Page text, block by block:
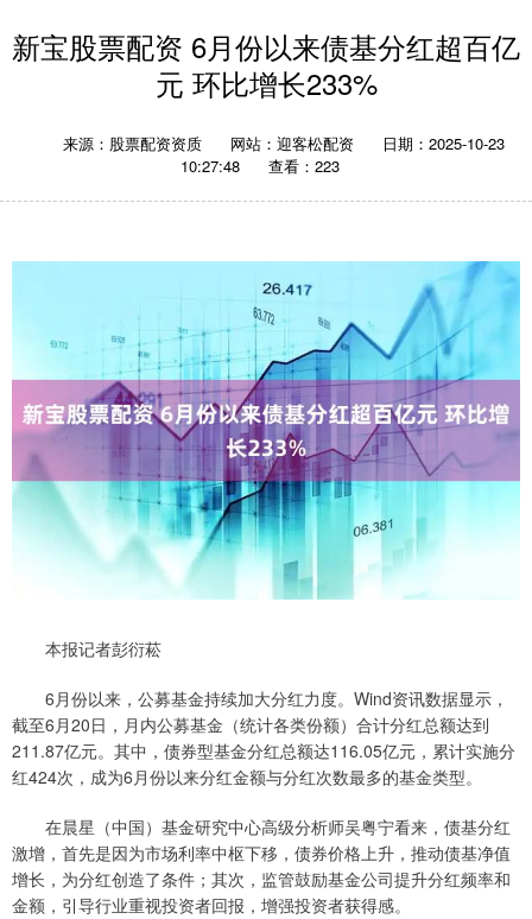
新宝股票配资 6月份以来债基分红超百亿
元 环比增长233%
来源：股票配资资质 网站：迎客松配资
日期：2025-10-23
10:27:48
查看：223
本报记者彭衍菘
6月份以来，公募基金持续加大分红力度。Wind资讯数据显示，
截至6月20日，月内公募基金（统计各类份额）合计分红总额达到
211.87亿元。其中，债券型基金分红总额达116.05亿元，累计实施分
红424次，成为6月份以来分红金额与分红次数最多的基金类型。
在晨星（中国）基金研究中心高级分析师吴粤宁看来，债基分红
激增，首先是因为市场利率中枢下移，债券价格上升，推动债基净值
增长，为分红创造了条件；其次，监管鼓励基金公司提升分红频率和
金额，引导行业重视投资者回报，增强投资者获得感。